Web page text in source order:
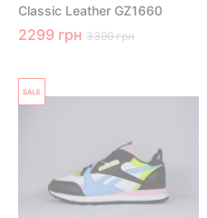
Classic Leather GZ1660
2299 грн 3399 грн